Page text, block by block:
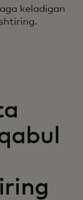
keladigan